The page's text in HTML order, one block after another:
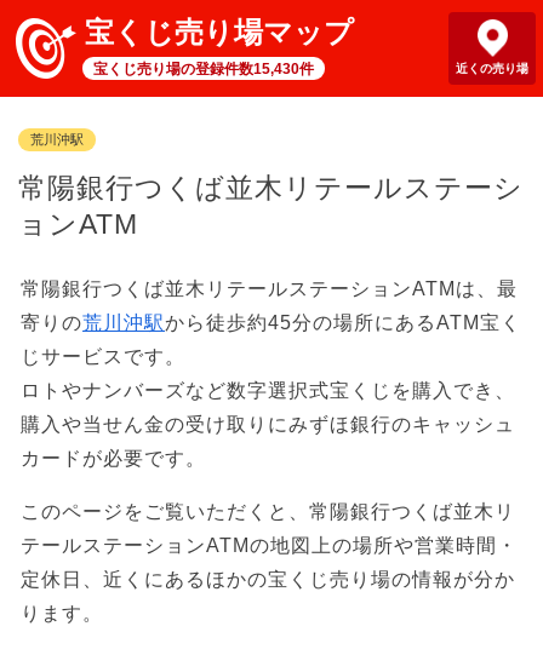
宝くじ売り場マップ
宝くじ売り場の登録件数15,430件 近くの売り場
荒川沖駅
常陽銀行つくば並木リテールステーシ
ョンATM
常陽銀行つくば並木リテールステーションATMは、最
寄りの荒川沖駅から徒歩約45分の場所にあるATM宝く
じサービスです。
ロトやナンバーズなど数字選択式宝くじを購入でき、
購入や当せん金の受け取りにみずほ銀行のキャッシュ
カードが必要です。
このページをご覧いただくと、常陽銀行つくば並木リ
テールステーションATMの地図上の場所や営業時間・
定休日、近くにあるほかの宝くじ売り場の情報が分か
ります。